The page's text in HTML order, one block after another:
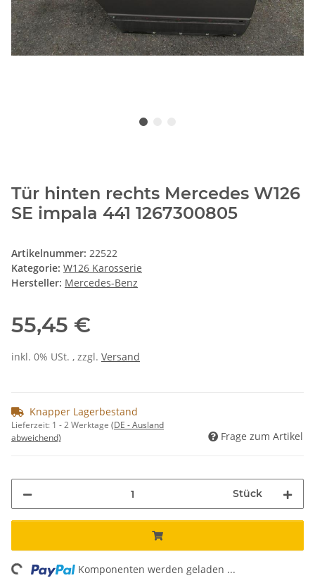
Tür hinten rechts Mercedes W126
SE impala 441 1267300805
Artikelnummer: 22522
Kategorie: W126 Karosserie
Hersteller: Mercedes-Benz
55,45 €
inkl. 0% USt. , zzgl. Versand
Knapper Lagerbestand
Lieferzeit: 1 - 2 Werktage (DE - Ausland
abweichend)
Frage zum Artikel
Stück
Komponenten werden geladen ...